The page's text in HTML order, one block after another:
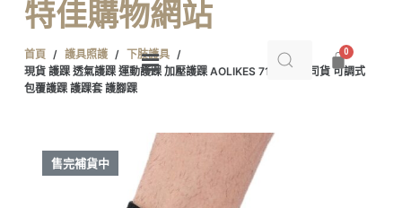
跳
至
主
要
特佳購物網站
首頁 / 護具照護 / 下肢護具 /
現貨 護踝 透氣護踝 運動護踝 加壓護踝 AOLIKES 7130 正公司貨 可調式
包覆護踝 護踝套 護腳踝
售完補貨中